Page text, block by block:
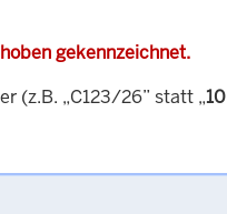
gekennzeichnet.
(z.B. „C123/26” statt „10